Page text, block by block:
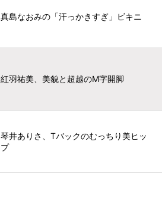
真島なおみの「汗っかきすぎ」ビキニ
紅羽祐美、美貌と超越のM字開脚
琴井ありさ、Tバックのむっちり美ヒッ
プ